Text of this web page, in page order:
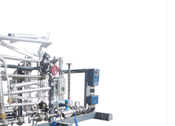
潜油泵鹤管
输油臂
汽车鹤管